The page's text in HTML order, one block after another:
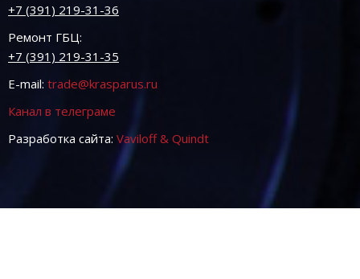
+7 (391) 219-31-36
Ремонт ГБЦ:
+7 (391) 219-31-35
E-mail: trade@krasparus.ru
Канал в телеграме
Разработка сайта: Vaviloff & Quindt